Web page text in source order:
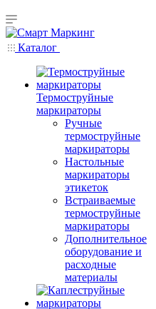
Каталог
Термоструйные
маркираторы
Ручные
термоструйные
маркираторы
Настольные
маркираторы
этикеток
Встраиваемые
термоструйные
маркираторы
Дополнительное
оборудование и
расходные
материалы